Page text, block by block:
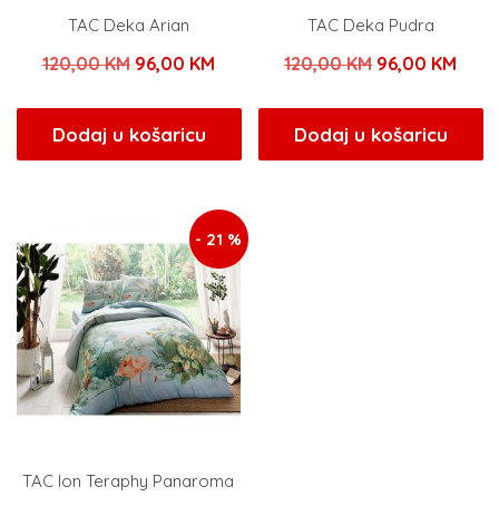
TAC Deka Arian
120,00KM Izvorna
bila
je:
96,00 KMTrenutna
96,00 KM.
Dodaj u košaricu
TAC Deka Pudra
120,00KM Izvorna
bila
je:
96,00 KM
Dodaj u košaricu
- 21 %
TAC Ion Teraphy Panaroma